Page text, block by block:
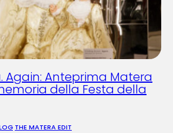
Again: Anteprima Matera
della Festa della
THE MATERA EDIT